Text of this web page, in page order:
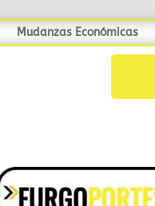
Mudanzas Económicas